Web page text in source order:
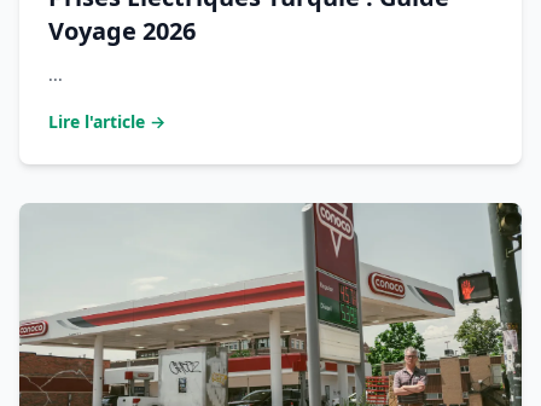
Voyage 2026
...
Lire l'article →